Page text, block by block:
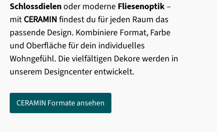
Schlossdielenoder moderne Fliesenoptik–
mit CERAMIN findest du für jeden Raum das
passende Design. Kombiniere Format, Farbe
und Oberfläche für dein individuelles
Wohngefühl. Die vielfältigen Dekore werden in
unserem Designcenter entwickelt.
CERAMIN Formate ansehen